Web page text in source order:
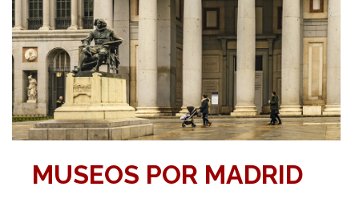
MUSEOS POR MADRID